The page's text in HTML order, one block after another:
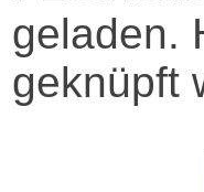
geladen.
geknüpft